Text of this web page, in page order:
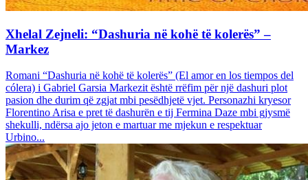
Xhelal Zejneli: “Dashuria në kohë të kolerës” –
Markez
Romani “Dashuria në kohë të kolerës” (El amor en los tiempos del
cólera) i Gabriel Garsia Markezit është rrëfim për një dashuri plot
pasion dhe durim që zgjat mbi pesëdhjetë vjet. Personazhi kryesor
Florentino Arisa e pret të dashurën e tij Fermina Daze mbi gjysmë
shekulli, ndërsa ajo jeton e martuar me mjekun e respektuar
Urbino...